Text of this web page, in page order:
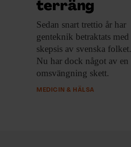
terräng
Sedan snart trettio år har
genteknik betraktats med
skepsis av svenska folket.
Nu har dock något av en
omsvängning skett.
MEDICIN & HÄLSA